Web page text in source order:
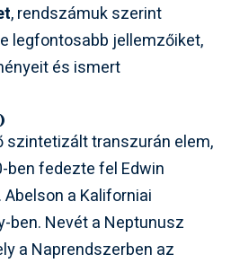
, rendszámuk szerint
legfontosabb jellemzőiket,
és ismert
szintetizált transzurán elem,
ben fedezte fel Edwin
a Kaliforniai
ben. Nevét a Neptunusz
a Naprendszerben az